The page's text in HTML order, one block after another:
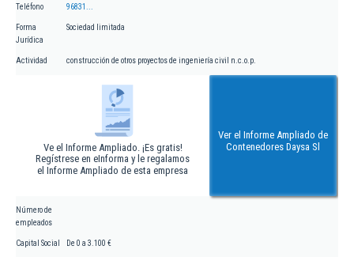
Teléfono 96831...
Forma
Jurídica
Sociedad limitada
Actividad construcción de otros proyectos de ingeniería civil n.c.o.p.
Ve el Informe Ampliado. ¡Es gratis!
Regístrese en eInforma y le regalamos
el Informe Ampliado de esta empresa
Ver el Informe Ampliado de
Contenedores Daysa Sl
Número de
empleados
Capital Social De 0 a 3.100 €